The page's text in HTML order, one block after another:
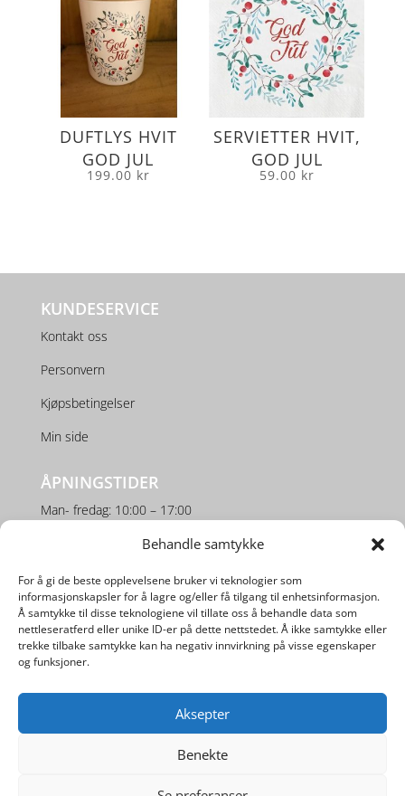
Behandle samtykke
For å gi de beste opplevelsene bruker vi teknologier som
informasjonskapsler for å lagre og/eller få tilgang til enhetsinformasjon.
Å samtykke til disse teknologiene vil tillate oss å behandle data som
nettleseratferd eller unike ID-er på dette nettstedet. Å ikke samtykke eller
trekke tilbake samtykke kan ha negativ innvirkning på visse egenskaper
og funksjoner.
Aksepter
Benekte
DUFTLYS HVIT
GOD JUL
199.00 kr
SERVIETTER HVIT,
GOD JUL
59.00 kr
KUNDESERVICE
Kontakt oss
Personvern
Kjøpsbetingelser
Min side
ÅPNINGSTIDER
Man- fredag: 10:00 – 17:00
Lørdag: 10:00 – 16:00
SOSIALE MEDIER
Utviklet avDigipos AS